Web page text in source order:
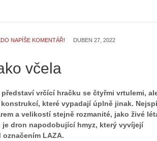
NAPÍŠE KOMENTÁŘ! DUBEN 27, 2022
včela
vrčící hračku se čtyřmi vrtulemi,
které vypadají úplně jinak.
a velikostí stejně rozmanité, jako živé
dron napodobující hmyz, který vyvíjejí
LAZA.
Z
h
i
s
S
e